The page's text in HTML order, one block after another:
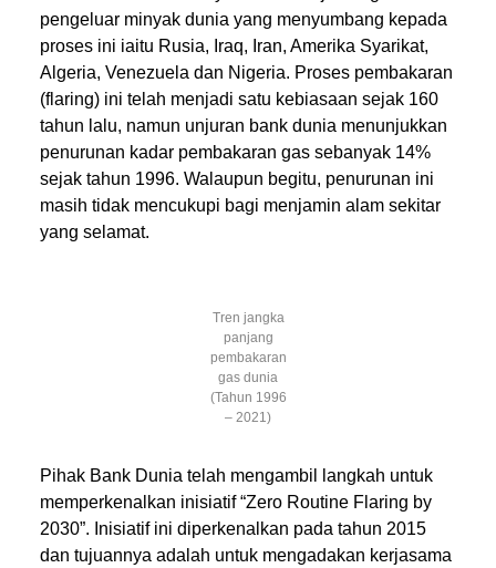
pengeluar minyak dunia yang menyumbang kepada
proses ini iaitu Rusia, Iraq, Iran, Amerika Syarikat,
Algeria, Venezuela dan Nigeria. Proses pembakaran
(flaring) ini telah menjadi satu kebiasaan sejak 160
tahun lalu, namun unjuran bank dunia menunjukkan
penurunan kadar pembakaran gas sebanyak 14%
sejak tahun 1996. Walaupun begitu, penurunan ini
masih tidak mencukupi bagi menjamin alam sekitar
yang selamat.
Tren jangka
panjang
pembakaran
gas dunia
(Tahun 1996
– 2021)
Pihak Bank Dunia telah mengambil langkah untuk
memperkenalkan inisiatif “Zero Routine Flaring by
2030”. Inisiatif ini diperkenalkan pada tahun 2015
dan tujuannya adalah untuk mengadakan kerjasama